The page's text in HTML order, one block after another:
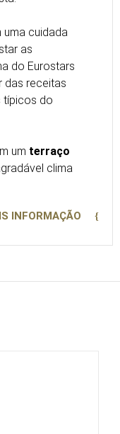
uma cuidada
as
do Eurostars
das receitas
típicos do
um terraço
clima
INFORMAÇÃO